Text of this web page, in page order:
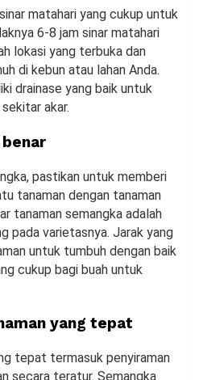
matahari yang cukup untuk
6-8 jam sinar matahari
lokasi yang terbuka dan
di kebun atau lahan Anda.
drainase yang baik untuk
akar.
benar
pastikan untuk memberi
tanaman dengan tanaman
tanaman semangka adalah
pada varietasnya. Jarak yang
untuk tumbuh dengan baik
cukup bagi buah untuk
yang tepat
tepat termasuk penyiraman
secara teratur. Semangka